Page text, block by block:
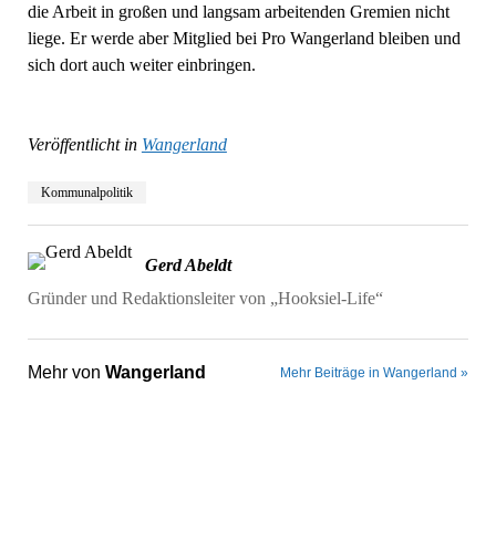
die Arbeit in großen und langsam arbeitenden Gremien nicht
liege. Er werde aber Mitglied bei Pro Wangerland bleiben und
sich dort auch weiter einbringen.
Veröffentlicht in Wangerland
Kommunalpolitik
Gerd Abeldt
Gründer und Redaktionsleiter von „Hooksiel-Life“
Mehr von Wangerland Mehr Beiträge in Wangerland »